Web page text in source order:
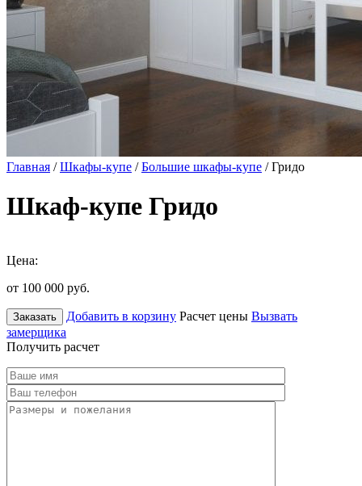
Главная /Шкафы-купе /Большие шкафы-купе / Гридо
Шкаф-купе Гридо
Цена:
от 100 000 руб.
Заказать Добавить в корзину Расчет цены Вызвать
замерщика
Получить расчет